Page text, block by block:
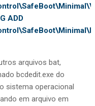
ADD
arquivos bat,
bcdedit.exe do
sistema operacional
em arquivo em